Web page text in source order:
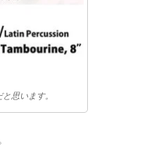
思います。